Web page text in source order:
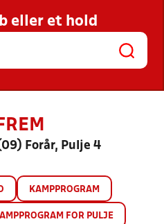
KLUBBER OG
eller et hold
Forår, Pulje 4
KAMPPROGRAM
FOR PULJE